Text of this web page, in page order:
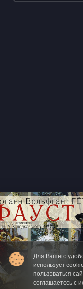
Для Вашего
использует
пользоваться
соглашаетесь с